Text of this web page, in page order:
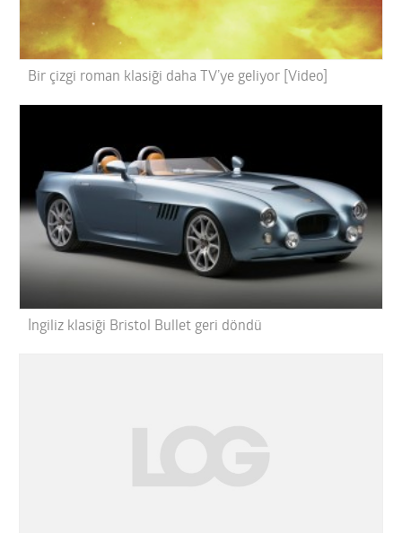
Bir çizgi roman klasiği daha TV’ye geliyor [Video]
İngiliz klasiği Bristol Bullet geri döndü